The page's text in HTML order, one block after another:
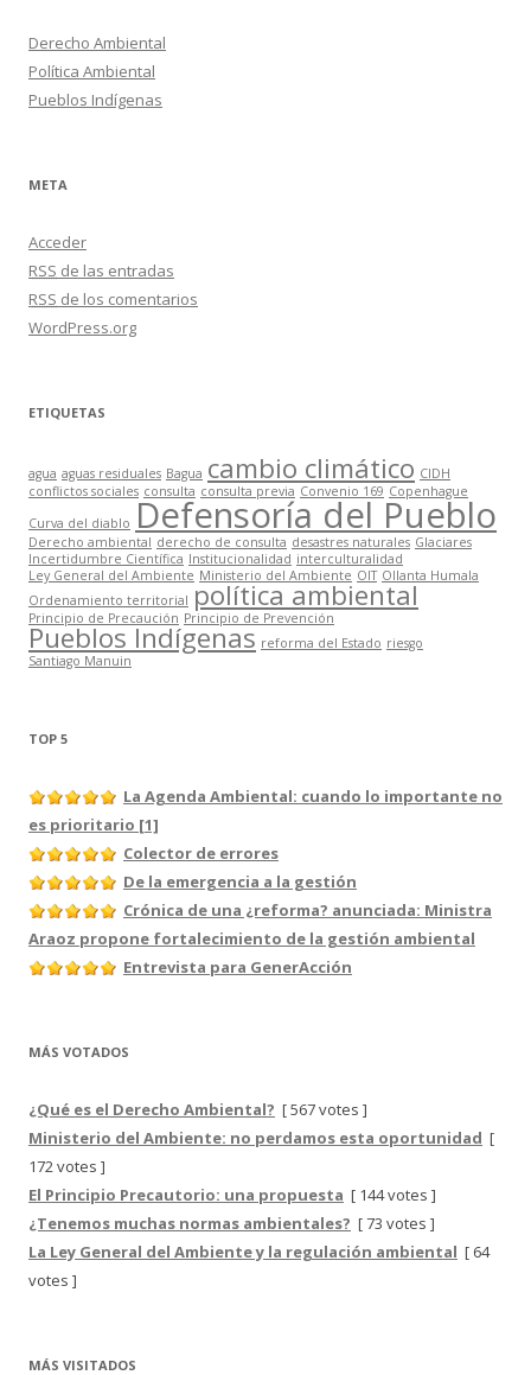
Derecho Ambiental
Política Ambiental
Pueblos Indígenas
META
Acceder
RSS de las entradas
RSS de los comentarios
WordPress.org
ETIQUETAS
agua aguas residuales Bagua cambio climático CIDH
conflictos sociales consulta consulta previa Convenio 169 Copenhague
Curva del diablo Defensoría del Pueblo
Derecho ambiental derecho de consulta desastres naturales Glaciares
Incertidumbre Científica Institucionalidad interculturalidad
Ley General del Ambiente Ministerio del Ambiente OIT Ollanta Humala
Ordenamiento territorial política ambiental
Principio de Precaución Principio de Prevención
Pueblos Indígenas reforma del Estado riesgo
Santiago Manuin
TOP 5
La Agenda Ambiental: cuando lo importante no
es prioritario [1]
Colector de errores
De la emergencia a la gestión
Crónica de una ¿reforma? anunciada: Ministra
Araoz propone fortalecimiento de la gestión ambiental
Entrevista para GenerAcción
MÁS VOTADOS
¿Qué es el Derecho Ambiental? [ 567 votes ]
Ministerio del Ambiente: no perdamos esta oportunidad [
172 votes ]
El Principio Precautorio: una propuesta [ 144 votes ]
¿Tenemos muchas normas ambientales? [ 73 votes ]
La Ley General del Ambiente y la regulación ambiental [ 64
votes ]
MÁS VISITADOS